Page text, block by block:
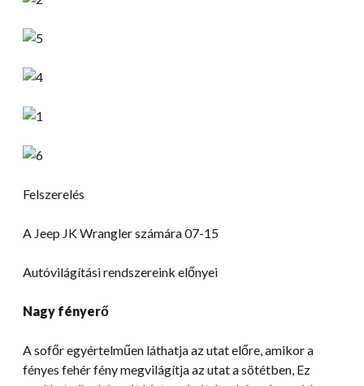
Felszerelés
A Jeep JK Wrangler számára 07-15
Autóvilágítási rendszereink előnyei
Nagy fényerő
A sofőr egyértelműen láthatja az utat előre, amikor a
fényes fehér fény megvilágítja az utat a sötétben, Ez